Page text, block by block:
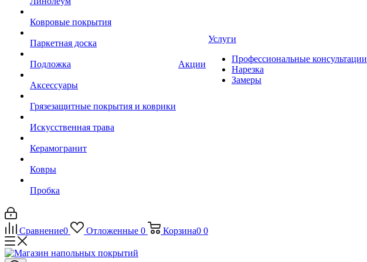
Ковровые покрытия
Паркетная доска
Подложка
Аксессуары
Грязезащитные покрытия и коврики
Искусственная трава
Керамогранит
Ковры
Пробка
Акции
Услуги
Профессиональные консультации
Нарезка
Замеры
Сравнение0 Отложенные 0 Корзина0 0